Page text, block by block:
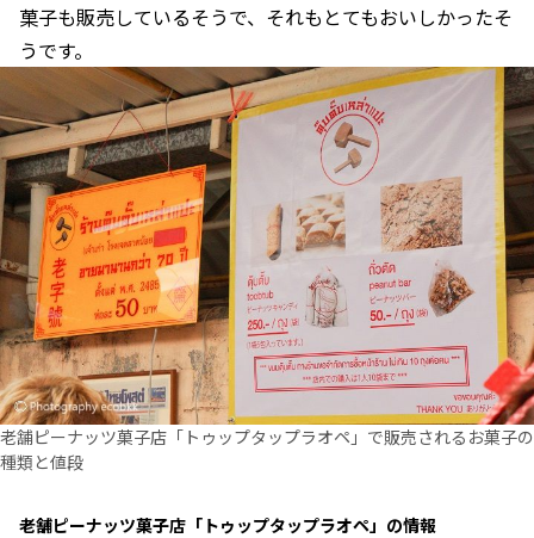
菓子も販売しているそうで、それもとてもおいしかったそ
うです。
老舗ピーナッツ菓子店「トゥップタップラオペ」で販売されるお菓子の
種類と値段
老舗ピーナッツ菓子店「トゥップタップラオペ」の情報